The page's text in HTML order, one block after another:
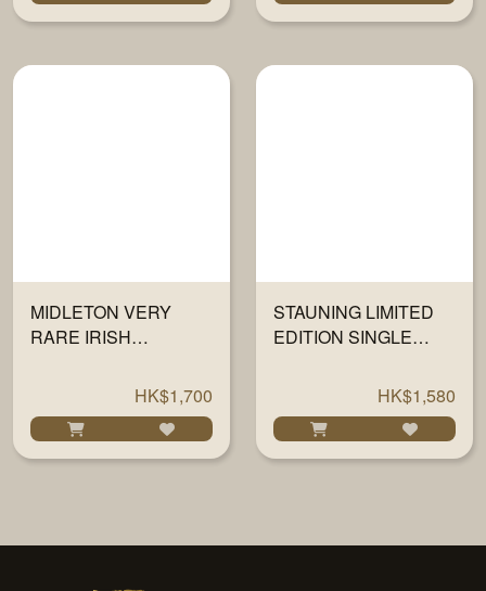
MIDLETON VERY
RARE IRISH
HK$1,700
STAUNING LIMITED
EDITION SINGLE
HK$1,580